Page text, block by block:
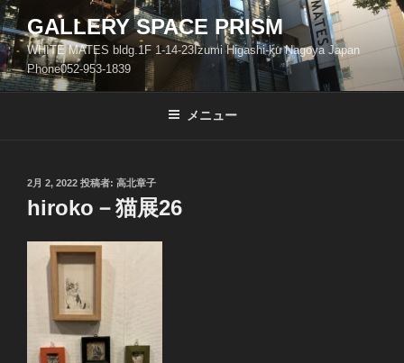
コ
ン
テ
ン
ツ
GALLERY SPACE PRISM
WHITE MATES bldg.1F 1-14-23Izumi Higashi-ku Nagoya Japan
Phone052-953-1839
メニュー
投
稿
日:
2月 2, 2022 投稿者: 高北章子
hiroko－猫展26